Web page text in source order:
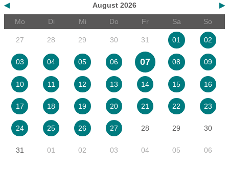
◀ ▶
August 2026
Mo
Di Mi Do Fr Sa So
27 28 29 30 31 01 02
03 04 05 06 07 08 09
10 11 12 13 14 15 16
17 18 19 20 21 22 23
24 25 26 27 28 29 30
31 01 02 03 04 05 06